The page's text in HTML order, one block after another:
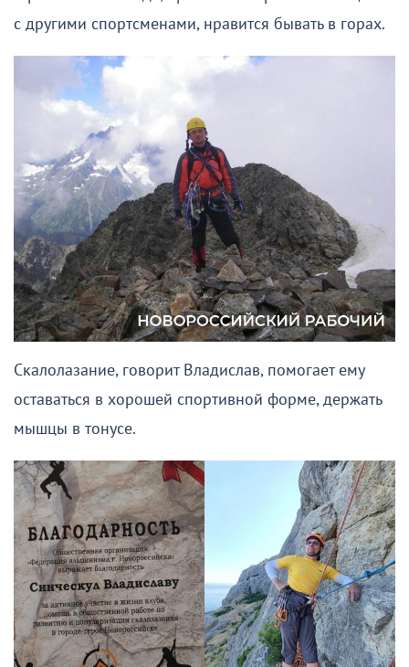
с другими спортсменами, нравится бывать в горах.
Скалолазание, говорит Владислав, помогает ему
оставаться в хорошей спортивной форме, держать
мышцы в тонусе.